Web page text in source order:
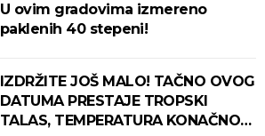
U ovim gradovima izmereno
paklenih 40 stepeni!
IZDRŽITE JOŠ MALO! TAČNO OVOG
DATUMA PRESTAJE TROPSKI
TALAS, TEMPERATURA KONAČNO